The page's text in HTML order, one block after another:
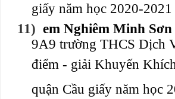
giấy năm học 2020-2021
11) em Nghiêm Minh Sơn
9A9 trường THCS Dịch
điểm - giải Khuyến
quận Cầu giấy năm học